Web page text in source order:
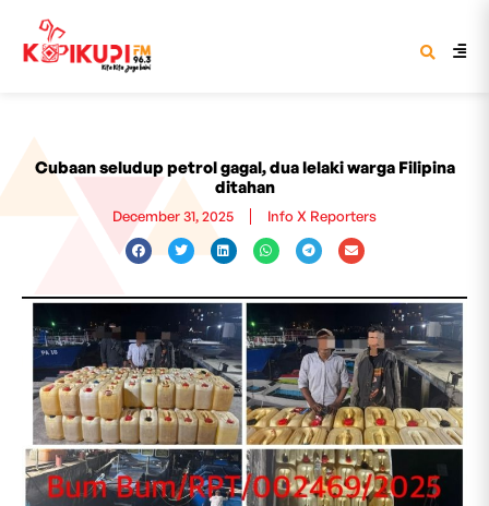
Cubaan seludup petrol gagal, dua lelaki warga Filipina
ditahan
December 31, 2025 Info X Reporters